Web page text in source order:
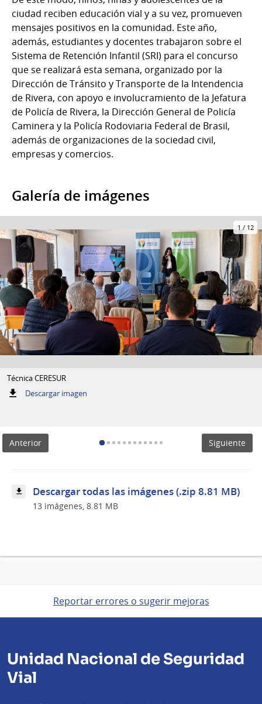
ciudad reciben educación vial y a su vez, promueven
mensajes positivos en la comunidad. Este año,
además, estudiantes y docentes trabajaron sobre el
Sistema de Retención Infantil (SRI) para el concurso
que se realizará esta semana, organizado por la
Dirección de Tránsito y Transporte de la Intendencia
de Rivera, con apoyo e involucramiento de la Jefatura
de Policía de Rivera, la Dirección General de Policía
Caminera y la Policía Rodoviaria Federal de Brasil,
además de organizaciones de la sociedad civil,
empresas y comercios.
Galería de imágenes
1 / 12
Técnica CERESUR
Descargar imagen:
Anterior Siguiente
Descargar todas las imágenes (.zip 8.81 MB)
13 imágenes, 8.81 MB
Reportar errores o sugerir mejoras
Unidad Nacional de Seguridad
Vial